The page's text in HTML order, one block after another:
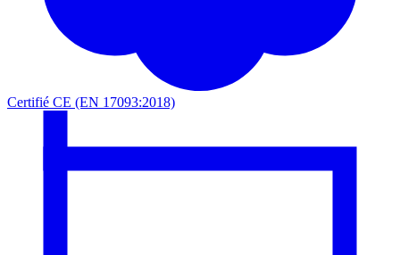
Certifié CE (EN 17093:2018)